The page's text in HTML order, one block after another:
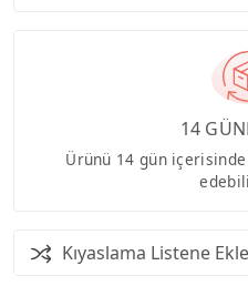
14
Ürünü 14 gün
Kıyaslama Listene Ekle